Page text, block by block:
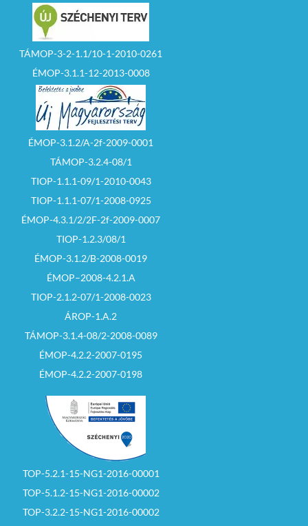
TÁMOP-3-2-1.1/10-1-2010-0261
ÉMOP-3.1.1-12-2013-0008
ÉMOP-3.1.2/A-2f-2009-0001
TÁMOP-3.2.4-08/1
TIOP-1.1.1-09/1-2010-0043
TIOP-1.1.1-07/1-2008-0925
ÉMOP-4.3.1/2/2F-2f-2009-0007
TIOP-1.2.3/08/1
ÉMOP-3.1.2/B-2008-0019
ÉMOP–2008-4.2.1.A
TIOP-2.1.2-07/1-2008-0023
ÁROP-1.A.2
TÁMOP-3.1.4-08/2-2008-0089
ÉMOP-4.2.2-2007-0195
ÉMOP-4.2.2-2007-0198
TOP-5.2.1-15-NG1-2016-00001
TOP-5.1.2-15-NG1-2016-00002
TOP-3.2.2-15-NG1-2016-00002